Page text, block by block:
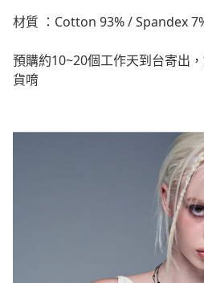
材質 ：Cotton 93% / Spandex
預購約10~20個工作天到台寄出
貨唷